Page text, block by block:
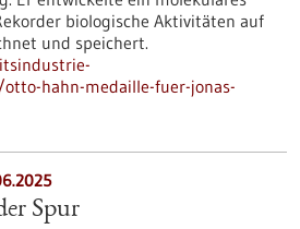
biologische Aktivitäten auf
und speichert.
hahn-medaille-fuer-jonas-
Spur